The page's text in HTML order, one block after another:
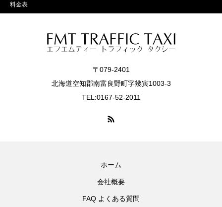
料金表
〒079-2401
北海道空知郡南富良野町字幾寅1003-3
TEL:0167-52-2011
ホーム
会社概要
FAQ よくある質問